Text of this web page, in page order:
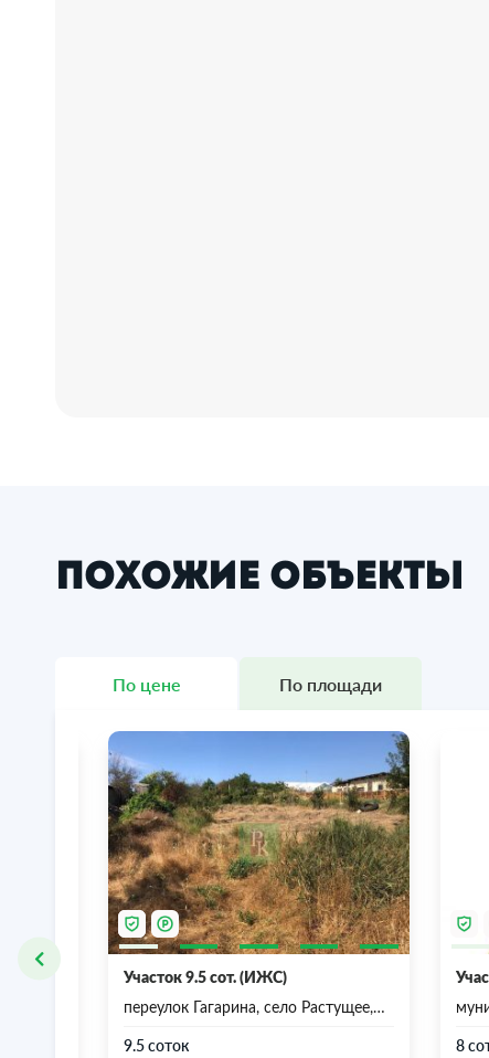
Похожие объекты
По цене По площади
Участок 9.5 сот. (ИЖС)
переулок Гагарина, село Растущее,
Бахчисарайский район, Республика
9.5 соток 8